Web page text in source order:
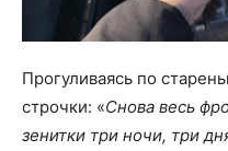
Прогуливаясь по
строчки: «Снова весь
зенитки три ночи, три